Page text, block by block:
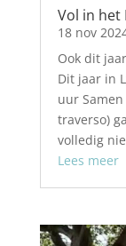
Vol in het
18 nov
Ook dit
Dit jaar in
uur
traverso)
volledig
Lees meer